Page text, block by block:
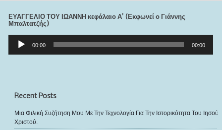
ΕΥΑΓΓΕΛΙΟ ΤΟΥ ΙΩΑΝΝΗ κεφάλαιο Α’ (Εκφωνεί ο Γιάννης
Μπαλτατζής)
Αναπαραγωγής
00:00 00:00
Recent Posts
Μια Φιλική Συζήτηση Μου Με Την Τεχνολογία Για Την Ιστορικότητα Του Ιησού
Χριστού.